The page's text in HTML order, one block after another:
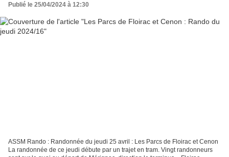
Publié le 25/04/2024 à 12:30
ASSM Rando : Randonnée du jeudi 25 avril : Les Parcs de Floirac et Cenon
La randonnée de ce jeudi débute par un trajet en tram. Vingt randonneurs